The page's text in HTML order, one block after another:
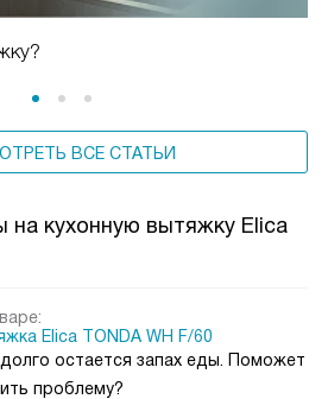
ВСЕ СТАТЬИ
на кухонную вытяжку Elica
Elica TONDA WH F/60
остается запах еды. Поможет
проблему?